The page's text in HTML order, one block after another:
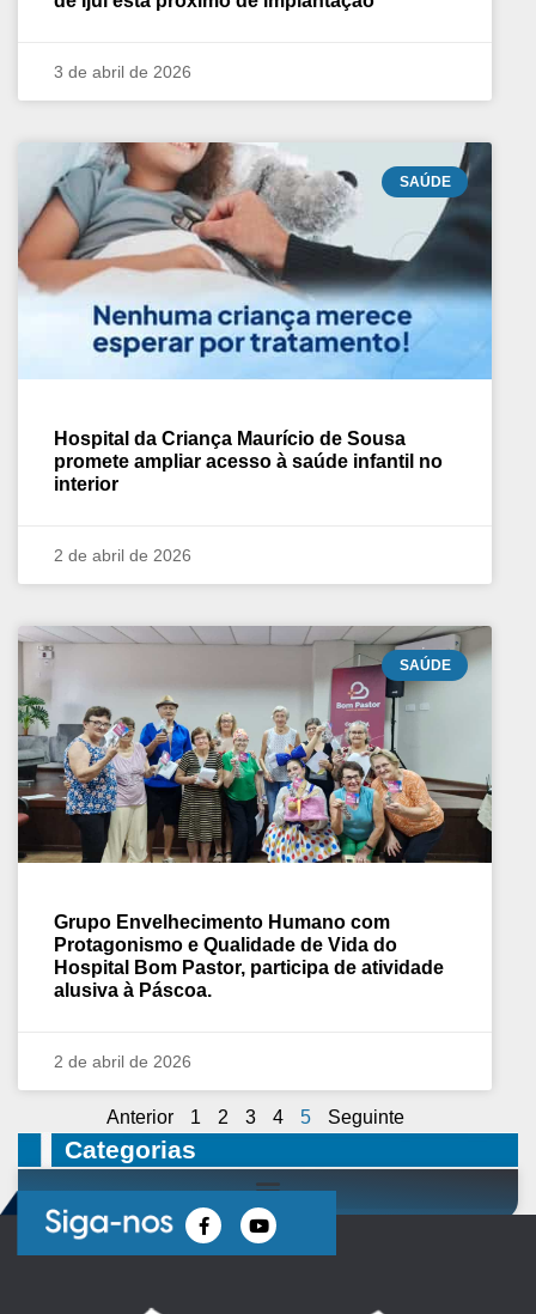
3 de abril de 2026
SAÚDE
Hospital da Criança Maurício de Sousa
promete ampliar acesso à saúde infantil no
interior
2 de abril de 2026
SAÚDE
Grupo Envelhecimento Humano com
Protagonismo e Qualidade de Vida do
Hospital Bom Pastor, participa de atividade
alusiva à Páscoa.
2 de abril de 2026
Anterior 1 2 3 4 5 Seguinte
Categorias